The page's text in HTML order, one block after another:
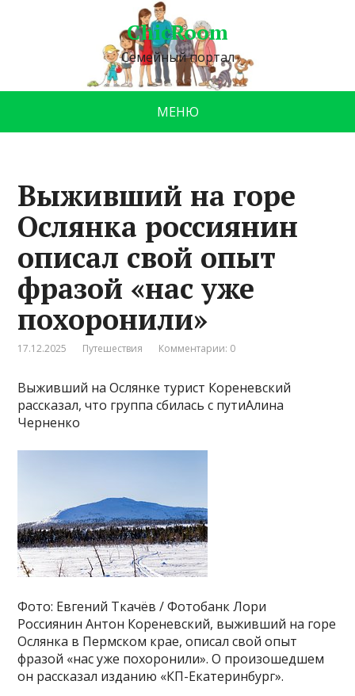
ChicRoom
Семейный портал
МЕНЮ
Выживший на горе
Ослянка россиянин
описал свой опыт
фразой «нас уже
похоронили»
17.12.2025 Путешествия Комментарии: 0
Выживший на Ослянке турист Кореневский
рассказал, что группа сбилась с путиАлина
Черненко
Фото: Евгений Ткачёв / Фотобанк Лори
Россиянин Антон Кореневский, выживший на горе
Ослянка в Пермском крае, описал свой опыт
фразой «нас уже похоронили». О произошедшем
он рассказал изданию «КП-Екатеринбург».